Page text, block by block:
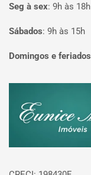
Seg à sex: 9h às 18h
Sábados: 9h às 15h
Domingos e feriados